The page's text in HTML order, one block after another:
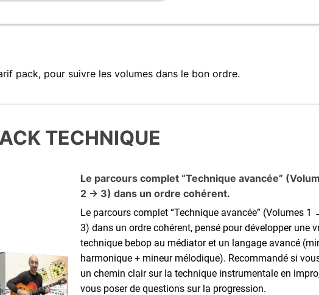
pack, pour suivre les volumes dans le bon ordre.
TECHNIQUE
Le parcours complet “Technique avancée”
2 → 3) dans un ordre cohérent.
Le parcours complet “Technique avancée” (Volumes
3) dans un ordre cohérent, pensé pour développer une
technique bebop au médiator et un langage avancé
harmonique + mineur mélodique). Recommandé si
un chemin clair sur la technique instrumentale en
vous poser de questions sur la progression.